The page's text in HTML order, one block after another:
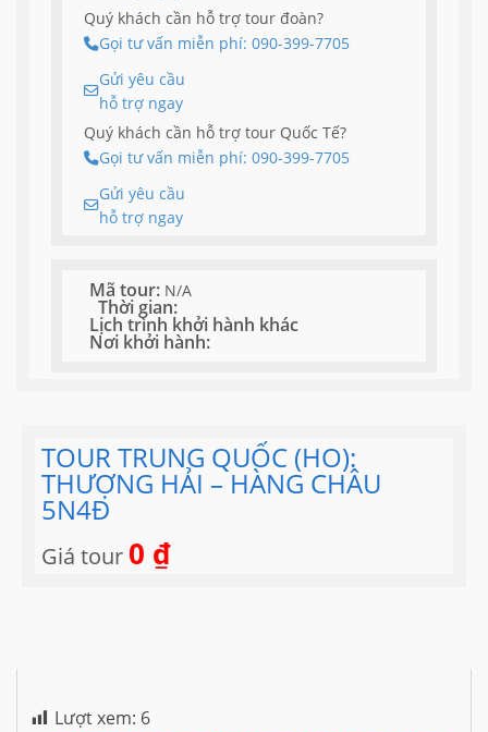
Quý khách cần hỗ trợ tour đoàn?
Gọi tư vấn miễn phí: 090-399-7705
Gửi yêu cầu
hỗ trợ ngay
Quý khách cần hỗ trợ tour Quốc Tế?
Gọi tư vấn miễn phí: 090-399-7705
Gửi yêu cầu
hỗ trợ ngay
Mã tour: N/A
Thời gian:
Lịch trình khởi hành khác
Nơi khởi hành:
TOUR TRUNG QUỐC (HO):
THƯỢNG HẢI – HÀNG CHÂU
5N4Đ
Giá tour 0 ₫
Lượt xem: 6